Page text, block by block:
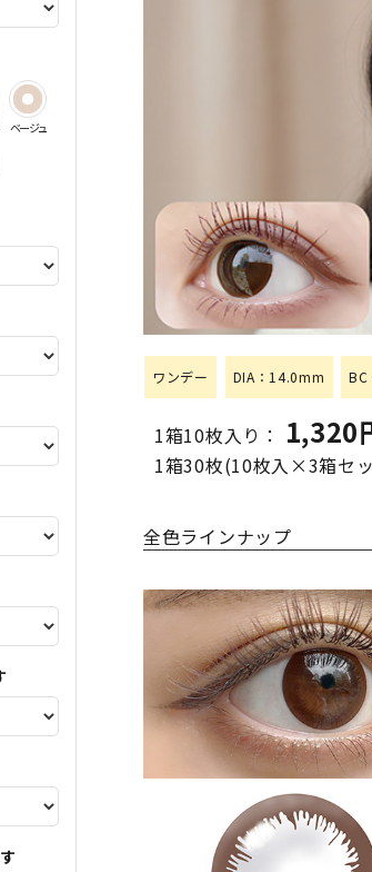
ベージュ
ワンデー DIA：14.0mm
1箱10枚入り： 1,320
1箱30枚(10枚入×3箱セ
全色ラインナップ